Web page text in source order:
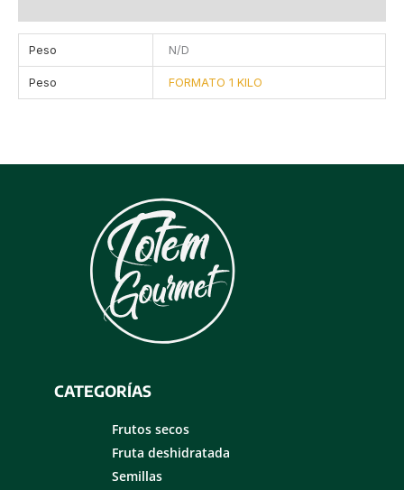
Peso N/D
Peso FORMATO 1 KILO
CATEGORÍAS
Frutos secos
Fruta deshidratada
Semillas